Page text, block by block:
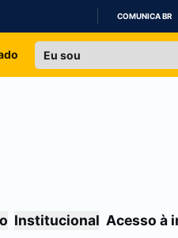
IR
COMUNICA BR
Institucional Acesso à